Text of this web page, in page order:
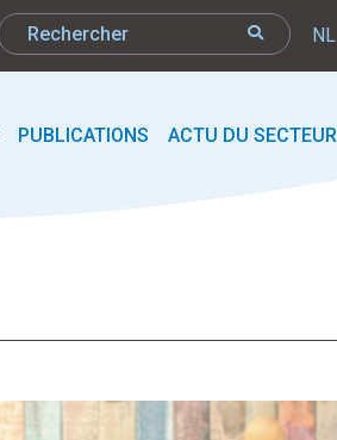
NL
PUBLICATIONS ACTU DU SECTEUR